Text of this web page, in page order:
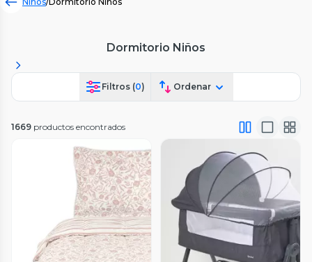
Dormitorio Niños
Filtros (0) Ordenar
1669 productos encontrados